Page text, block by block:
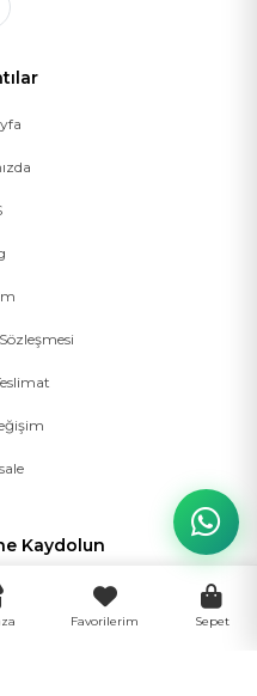
Kaydolun
Favorilerim Sepet